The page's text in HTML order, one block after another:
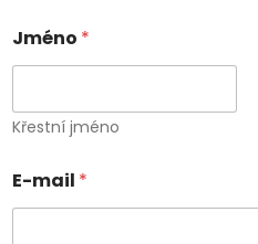
Jméno *
Křestní jméno
E-mail *